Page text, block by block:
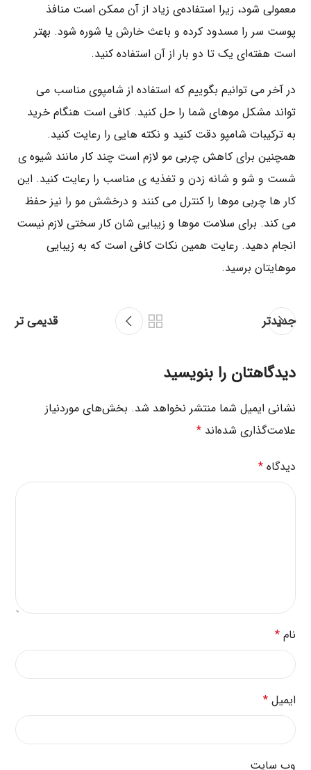
معمولی شود، زیرا استفاده‌ی زیاد از آن ممکن است منافذ
پوست سر را مسدود کرده و باعث خارش یا شوره شود. بهتر
است هفته‌ای یک تا دو بار از آن استفاده کنید.
در آخر می توانیم بگوییم که استفاده از شامپوی مناسب می
تواند مشکل موهای شما را حل کنید. کافی است هنگام خرید
به ترکیبات شامپو دقت کنید و نکته هایی را رعایت کنید.
همچنین برای کاهش چربی مو لازم است چند کار مانند شیوه ی
شست و شو و شانه زدن و تغذیه ی مناسب را رعایت کنید. این
کار ها چربی موها را کنترل می کنند و درخشش مو را نیز حفظ
می کند. برای سلامت موها و زیبایی شان کار سختی لازم نیست
انجام دهید. رعایت همین نکات کافی است که به زیبایی
موهایتان برسید.
جدیدتر قدیمی تر
دیدگاهتان را بنویسید
نشانی ایمیل شما منتشر نخواهد شد. بخش‌های موردنیاز
علامت‌گذاری شده‌اند*
دیدگاه*
نام*
ایمیل*
وب‌ سایت